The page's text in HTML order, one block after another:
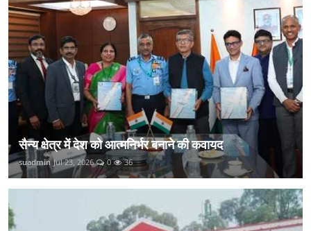
सैन्य क्षेत्र में देश को आत्मनिर्भर बनाने की कवायद
suadmin Jul 23, 2026 0 36